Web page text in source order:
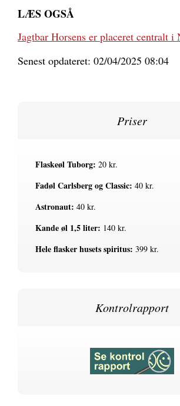
LÆS OGSÅ
Jagtbar Horsens er placeret centralt i
Senest opdateret: 02/04/2025 08:04
Priser
Flaskeøl Tuborg: 20 kr.
Fadøl Carlsberg og Classic: 40 kr.
Astronaut: 40 kr.
Kande øl 1,5 liter: 140 kr.
Hele flasker husets spiritus: 399 kr.
Kontrolrapport